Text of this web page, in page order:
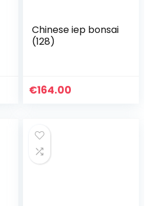
Chinese iep bonsai
(128)
€164.00